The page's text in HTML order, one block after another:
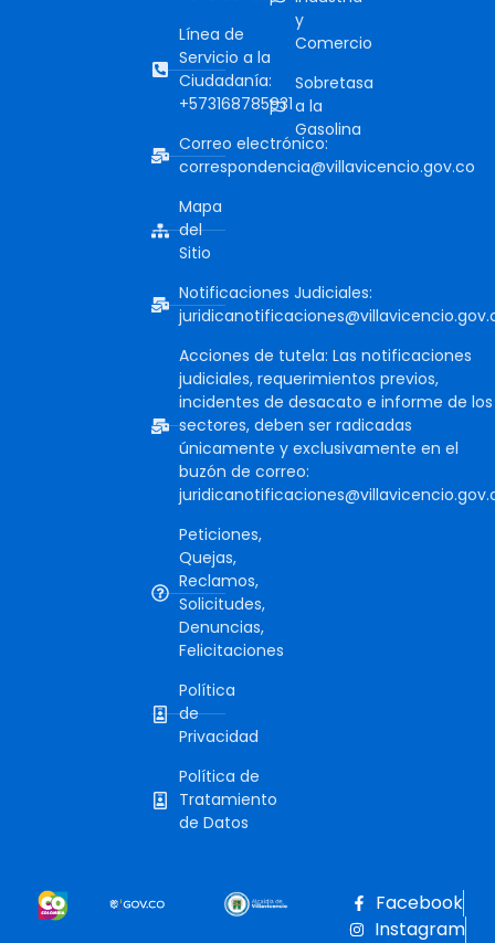
Línea de
Servicio a la
Ciudadanía:
+573168785931
Correo electrónico:
correspondencia@villavicencio.gov.co
Mapa
del
Sitio
Notificaciones Judiciales:
Acciones de tutela: Las notificaciones
judiciales, requerimientos previos,
incidentes de desacato e informe de los
sectores, deben ser radicadas
únicamente y exclusivamente en el
buzón de correo:
Peticiones,
Quejas,
Reclamos,
Solicitudes,
Denuncias,
Felicitaciones
Política
de
Privacidad
Política de
Tratamiento
de Datos
y
Comercio
Sobretasa
a la
Gasolina
Facebook
Instagram